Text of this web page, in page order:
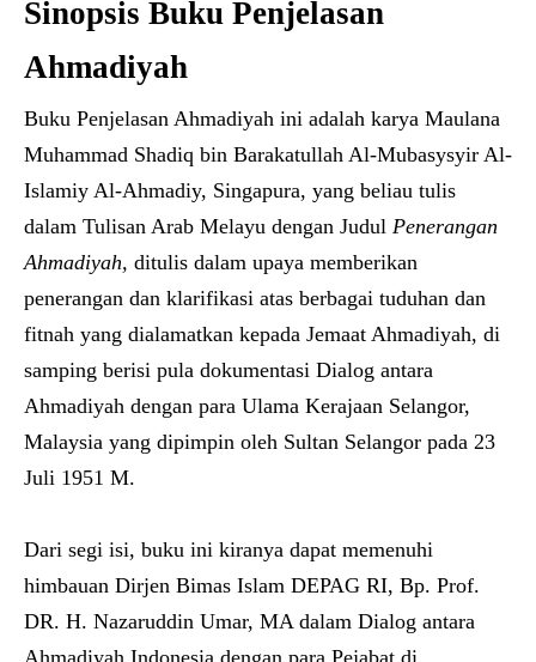
Sinopsis Buku Penjelasan
Ahmadiyah
Buku Penjelasan Ahmadiyah ini adalah karya Maulana
Muhammad Shadiq bin Barakatullah Al-Mubasysyir Al-
Islamiy Al-Ahmadiy, Singapura, yang beliau tulis
dalam Tulisan Arab Melayu dengan Judul Penerangan
Ahmadiyah, ditulis dalam upaya memberikan
penerangan dan klarifikasi atas berbagai tuduhan dan
fitnah yang dialamatkan kepada Jemaat Ahmadiyah, di
samping berisi pula dokumentasi Dialog antara
Ahmadiyah dengan para Ulama Kerajaan Selangor,
Malaysia yang dipimpin oleh Sultan Selangor pada 23
Juli 1951 M.
Dari segi isi, buku ini kiranya dapat memenuhi
himbauan Dirjen Bimas Islam DEPAG RI, Bp. Prof.
DR. H. Nazaruddin Umar, MA dalam Dialog antara